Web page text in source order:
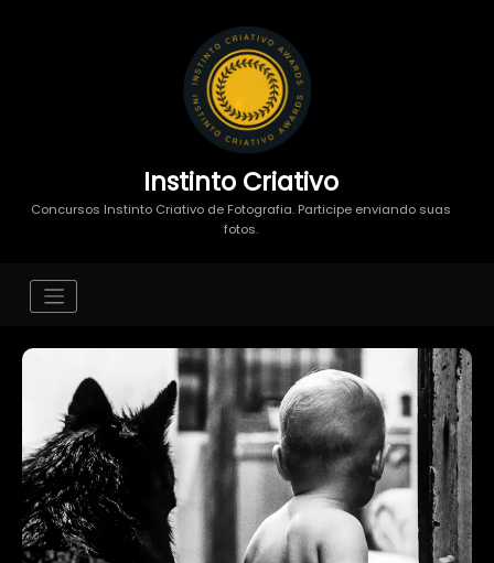
Instinto Criativo
Concursos Instinto Criativo de Fotografia. Participe enviando suas
fotos.